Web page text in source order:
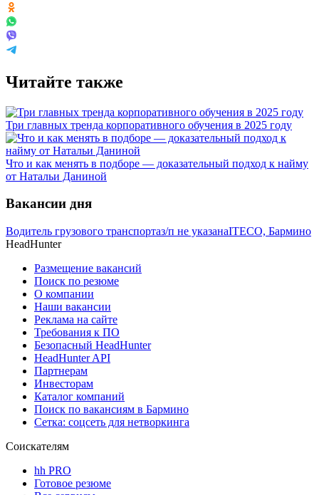
Читайте также
Три главных тренда корпоративного обучения в 2025 году
Что и как менять в подборе — доказательный подход к найму
от Натальи Даниной
Вакансии дня
Водитель грузового транспортаз/п не указанаITECO, Бармино
HeadHunter
Размещение вакансий
Поиск по резюме
О компании
Наши вакансии
Реклама на сайте
Требования к ПО
Безопасный HeadHunter
HeadHunter API
Партнерам
Инвесторам
Каталог компаний
Поиск по вакансиям в Бармино
Сетка: соцсеть для нетворкинга
Соискателям
hh PRO
Готовое резюме